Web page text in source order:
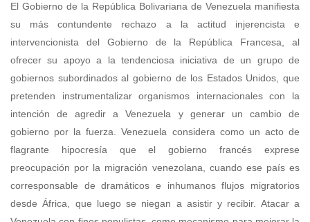
El Gobierno de la República Bolivariana de Venezuela manifiesta
su más contundente rechazo a la actitud injerencista e
intervencionista del Gobierno de la República Francesa, al
ofrecer su apoyo a la tendenciosa iniciativa de un grupo de
gobiernos subordinados al gobierno de los Estados Unidos, que
pretenden instrumentalizar organismos internacionales con la
intención de agredir a Venezuela y generar un cambio de
gobierno por la fuerza.
Venezuela considera como un acto de
flagrante hipocresía que el gobierno francés exprese
preocupación por la migración venezolana, cuando ese país es
corresponsable de dramáticos e inhumanos flujos migratorios
desde África, que luego se niegan a asistir y recibir. Atacar a